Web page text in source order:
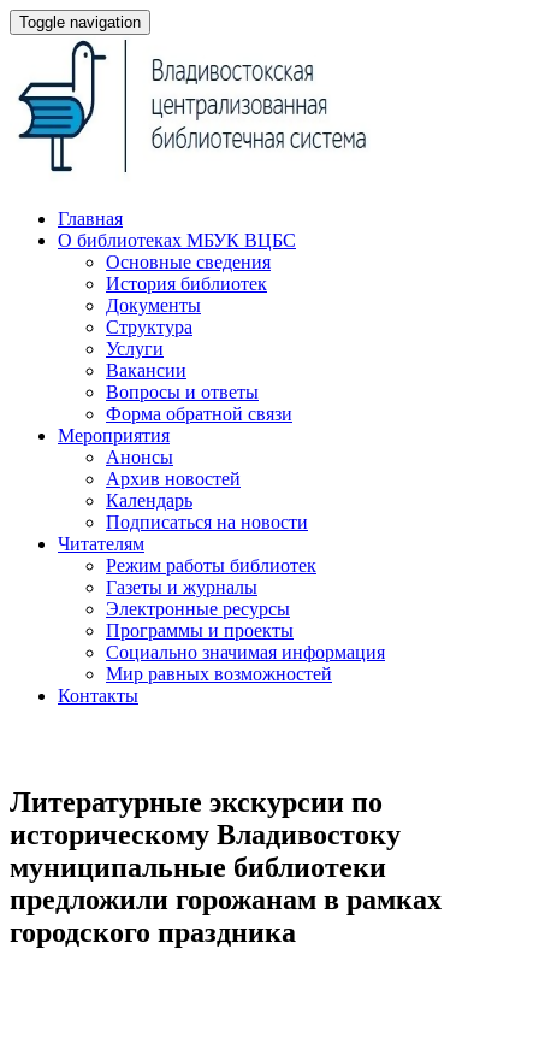
Toggle navigation
Главная
О библиотеках МБУК ВЦБС
Основные сведения
История библиотек
Документы
Структура
Услуги
Вакансии
Вопросы и ответы
Форма обратной связи
Мероприятия
Анонсы
Архив новостей
Календарь
Подписаться на новости
Читателям
Режим работы библиотек
Газеты и журналы
Электронные ресурсы
Программы и проекты
Социально значимая информация
Мир равных возможностей
Контакты
Литературные экскурсии по
историческому Владивостоку
муниципальные библиотеки
предложили горожанам в рамках
городского праздника